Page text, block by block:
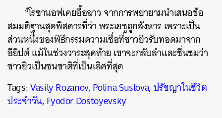
4โรซานอฟเคยอื้อฉาว จากการพยายามนำเสนอข้อ
สมมติฐานสุดพิสดารที่ว่า พระเยซูถูกสังหาร เพราะเป็น
ส่วนหนึ่งของพิธีกรรมความเชื่อที่ชาวยิวรับทอดมาจาก
อียิปต์ แม้ในช่วงวาระสุดท้าย เขาจะกลับลำและชื่นชมว่า
ชาวยิวเป็นชนชาติที่เป็นเลิศที่สุด
Tags:Vasily Rozanov,Polina Suslova,ปรัชญาในชีวิต
ประจำวัน,Fyodor Dostoyevsky